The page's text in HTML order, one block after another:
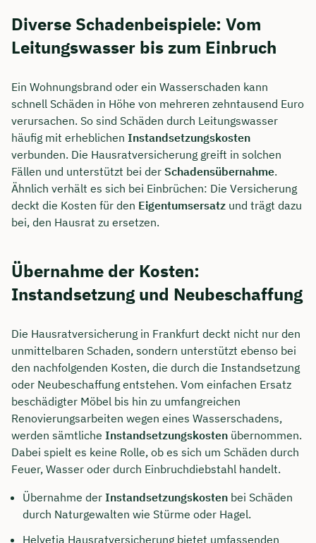
Diverse Schadenbeispiele: Vom
Leitungswasser bis zum Einbruch
Ein Wohnungsbrand oder ein Wasserschaden kann
schnell Schäden in Höhe von mehreren zehntausend Euro
verursachen. So sind Schäden durch Leitungswasser
häufig mit erheblichen Instandsetzungskosten
verbunden. Die Hausratversicherung greift in solchen
Fällen und unterstützt bei der Schadensübernahme.
Ähnlich verhält es sich bei Einbrüchen: Die Versicherung
deckt die Kosten für den Eigentumsersatz und trägt dazu
bei, den Hausrat zu ersetzen.
Übernahme der Kosten:
Instandsetzung und Neubeschaffung
Die Hausratversicherung in Frankfurt deckt nicht nur den
unmittelbaren Schaden, sondern unterstützt ebenso bei
den nachfolgenden Kosten, die durch die Instandsetzung
oder Neubeschaffung entstehen. Vom einfachen Ersatz
beschädigter Möbel bis hin zu umfangreichen
Renovierungsarbeiten wegen eines Wasserschadens,
werden sämtliche Instandsetzungskosten übernommen.
Dabei spielt es keine Rolle, ob es sich um Schäden durch
Feuer, Wasser oder durch Einbruchdiebstahl handelt.
Übernahme der Instandsetzungskosten bei Schäden
durch Naturgewalten wie Stürme oder Hagel.
Helvetia Hausratversicherung bietet umfassenden
Jetzt persönliches
Beratungsgespräch mit Jonas
Ubben sichern 🤝
Wir beraten dich Montag bis Freitag von 8 bis